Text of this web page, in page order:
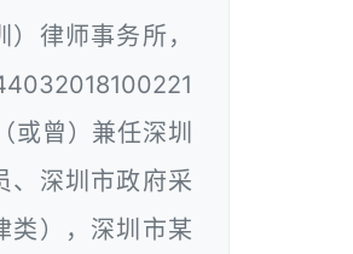
律师事务所，
或曾）兼任深圳
、深圳市政府采
类），深圳市某